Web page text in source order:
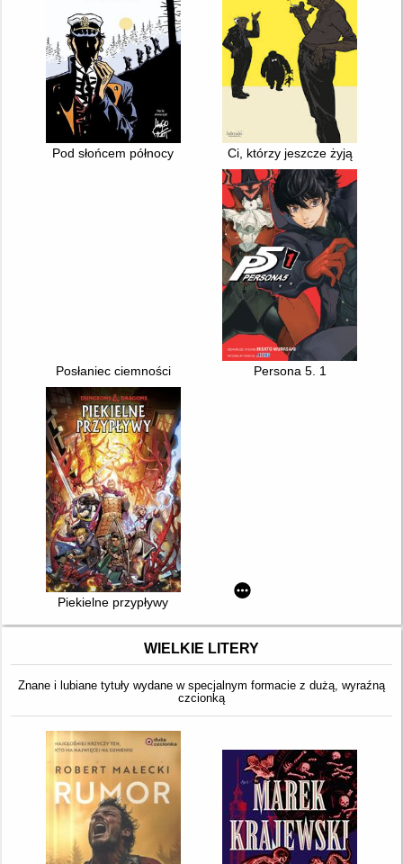
Pod słońcem północy Ci, którzy jeszcze żyją
Posłaniec ciemności Persona 5. 1
Piekielne przypływy
WIELKIE LITERY
Znane i lubiane tytuły wydane w specjalnym formacie z dużą, wyraźną
czcionką